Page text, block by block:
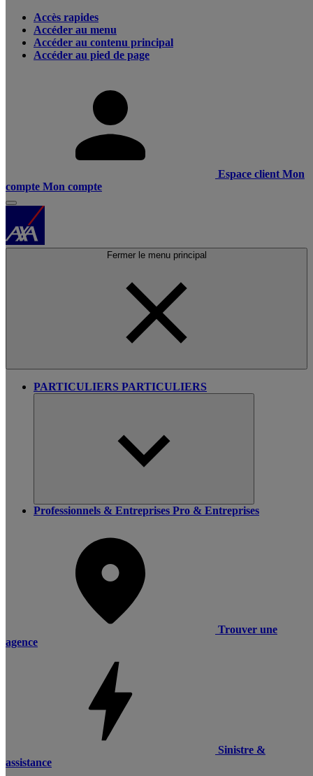
Accès rapides
Accéder au menu
Accéder au contenu principal
Accéder au pied de page
Espace client Mon
compte Mon compte
Fermer le menu principal
PARTICULIERS PARTICULIERS
Professionnels & Entreprises Pro & Entreprises
Trouver une
agence
Sinistre &
assistance